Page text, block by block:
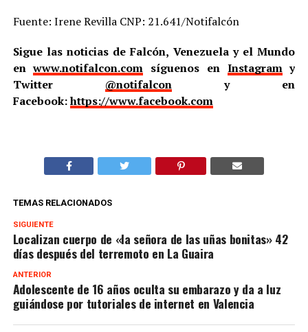
Fuente: Irene Revilla CNP: 21.641/Notifalcón
Sigue las noticias de Falcón, Venezuela y el Mundo
enwww.notifalcon.com síguenos en Instagramy
Twitter @notifalcony en
Facebook:https://www.facebook.com
TEMAS RELACIONADOS
SIGUIENTE
Localizan cuerpo de «la señora de las uñas bonitas» 42
días después del terremoto en La Guaira
ANTERIOR
Adolescente de 16 años oculta su embarazo y da a luz
guiándose por tutoriales de internet en Valencia